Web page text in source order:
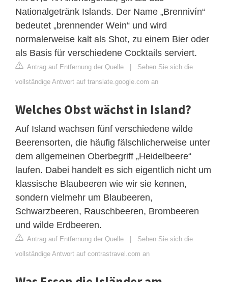
Nationalgetränk Islands. Der Name „Brennivín“
bedeutet „brennender Wein“ und wird
normalerweise kalt als Shot, zu einem Bier oder
als Basis für verschiedene Cocktails serviert.
Antrag auf Entfernung der Quelle | Sehen Sie sich die
vollständige Antwort auf translate.google.com an
Welches Obst wächst in Island?
Auf Island wachsen fünf verschiedene wilde
Beerensorten, die häufig fälschlicherweise unter
dem allgemeinen Oberbegriff „Heidelbeere“
laufen. Dabei handelt es sich eigentlich nicht um
klassische Blaubeeren wie wir sie kennen,
sondern vielmehr um Blaubeeren,
Schwarzbeeren, Rauschbeeren, Brombeeren
und wilde Erdbeeren.
Antrag auf Entfernung der Quelle | Sehen Sie sich die
vollständige Antwort auf contrastravel.com an